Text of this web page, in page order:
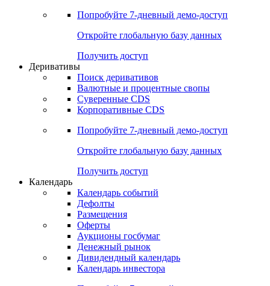
Попробуйте 7-дневный демо-доступ
Откройте глобальную базу данных
Получить доступ
Деривативы
Поиск деривативов
Валютные и процентные свопы
Суверенные CDS
Корпоративные CDS
Попробуйте 7-дневный демо-доступ
Откройте глобальную базу данных
Получить доступ
Календарь
Календарь событий
Дефолты
Размещения
Оферты
Аукционы госбумаг
Денежный рынок
Дивидендный календарь
Календарь инвестора